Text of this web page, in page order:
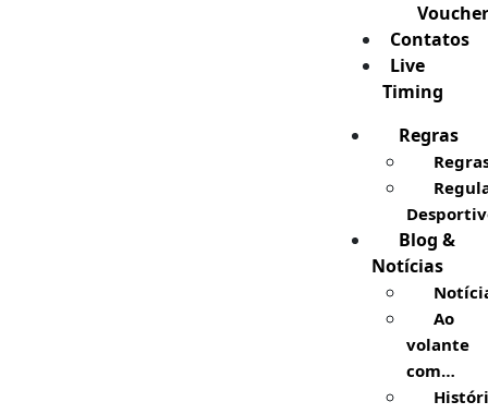
Voucher
Contatos
Live
Timing
Regras
Blog &
Notícias
Ao
volante
com…